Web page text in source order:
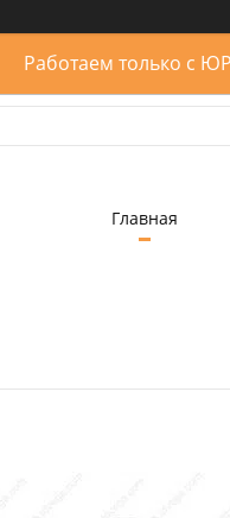
Работаем только с
Главная